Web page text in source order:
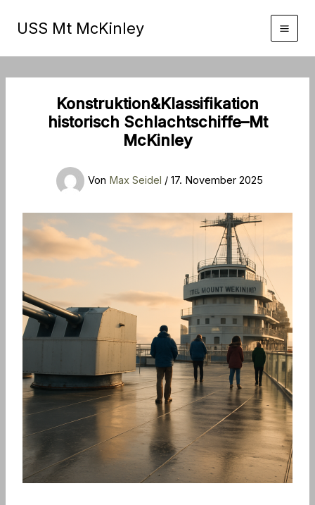
InhaltUSS Mt McKinley
Konstruktion&Klassifikation
historisch Schlachtschiffe–Mt
McKinley
Von Max Seidel / 17. November 2025